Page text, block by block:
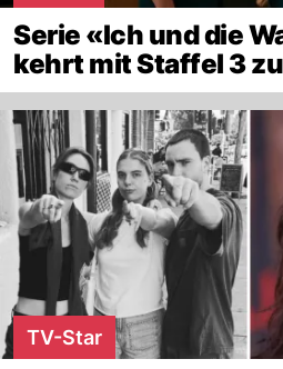
Serie «Ich und die
kehrt mit Staffel 3
TV-Star